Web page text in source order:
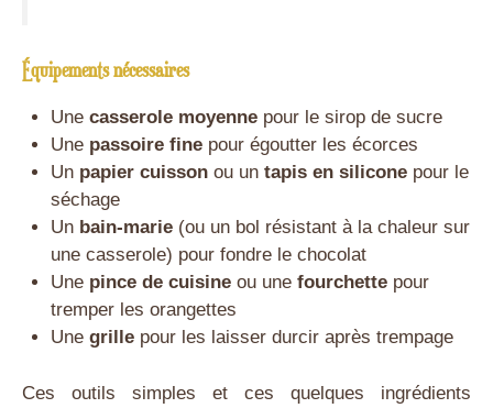
Équipements nécessaires
Une casserole moyennepour le sirop de sucre
Une passoire finepour égoutter les écorces
Un papier cuissonou un tapis en siliconepour le
séchage
Un bain-marie(ou un bol résistant à la chaleur sur
une casserole) pour fondre le chocolat
Une pince de cuisineou une fourchettepour
tremper les orangettes
Une grillepour les laisser durcir après trempage
Ces outils simples et ces quelques ingrédients